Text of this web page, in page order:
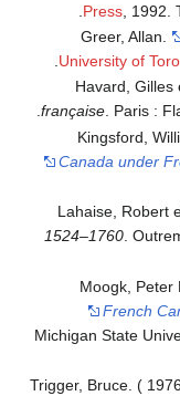
Press, 1992.
Greer, Allan.
University of
Havard, Gilles
française. Paris :
Kingsford,
Canada under
Lahaise, Robert
1524–1760.
Moogk, Peter
French
Michigan State
Trigger, Bruce. (